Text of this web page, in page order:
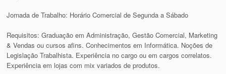
Jornada de Trabalho: Horário Comercial de Segunda a Sábado
Requisitos: Graduação em Administração, Gestão Comercial, Marketing
& Vendas ou cursos afins. Conhecimentos em Informática. Noções de
Legislação Trabalhista. Experiência no cargo ou em cargos correlatos.
Experiência em lojas com mix variados de produtos.